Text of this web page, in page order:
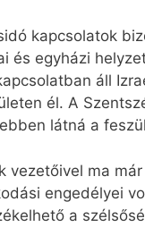
kapcsolatok
egyházi
áll
él. A
látná a
ma
engedélyei
a